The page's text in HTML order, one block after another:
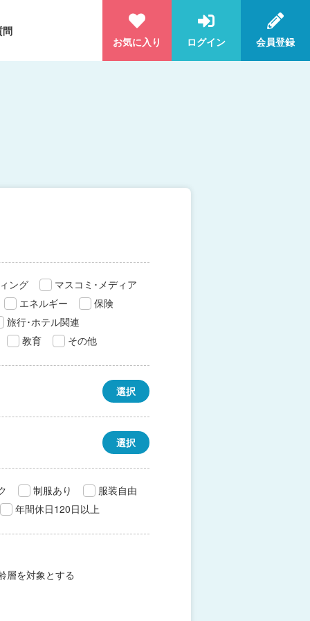
問
お気に入り
ログイン 会員登録
ング
マスコミ･メディア
エネルギー
保険
旅行･ホテル関連
教育
その他
選択
選択
制服あり
服装自由
年間休日120日以上
層を対象とする